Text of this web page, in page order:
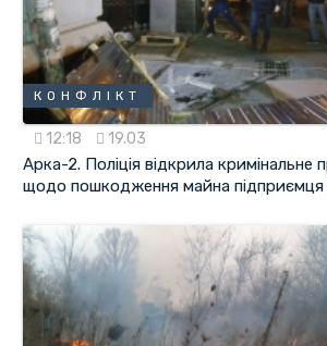
КОНФЛІКТ
12:18 19.03
Арка-2. Поліція відкрила кримінальне
щодо пошкодження майна підприємця